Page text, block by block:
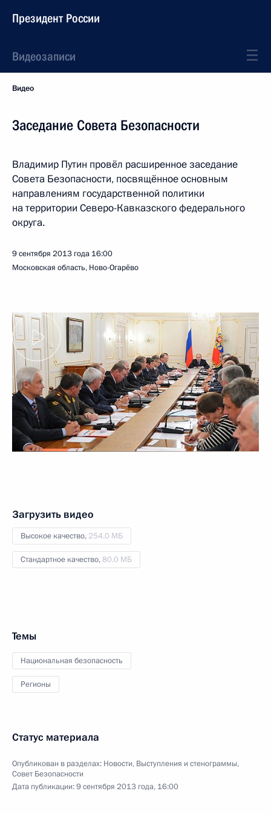
Президент России
Видеозаписи
Видео
Заседание Совета Безопасности
Владимир Путин провёл расширенное заседание
Совета Безопасности, посвящённое основным
направлениям государственной политики
на территории Северо-Кавказского федерального
округа.
9 сентября 2013 года 16:00
Московская область, Ново-Огарёво
Загрузить видео
Высокое качество, 254.0 МБ
Стандартное качество,80.0 МБ
Темы
Национальная безопасность
Регионы
Статус материала
Опубликован в разделах: Новости, Выступления и стенограммы,
Совет Безопасности
Дата публикации:9 сентября 2013 года, 16:00